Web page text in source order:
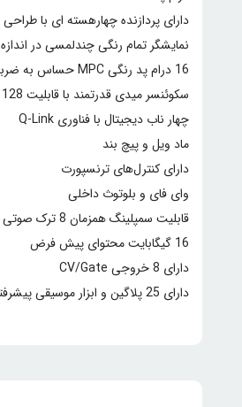
دارای پردازنده چهارهسته ای با طراحی ARM
نمایشگر تمام رنگی چندلمسی در اندازه 7 اینچ
16 درام پد رنگی MPC حساس به ضربه
سکوئنسر میدی قدرتمند با قابلیت 128 ترک
چهار ناب دیجیتال با فناوری Q-Link
ماد ویل و پیچ بند
دارای کنترل‌های ترنسپورت
وای فای و بلوتوث داخلی
قابلیت سمپلینگ همزمان 8 ترک صوتی
16 گیگابایت محتوای پیش فرض
دارای 8 خروجی CV/Gate
دارای 25 پلاگین و ابزار موسیقی پیشرفته